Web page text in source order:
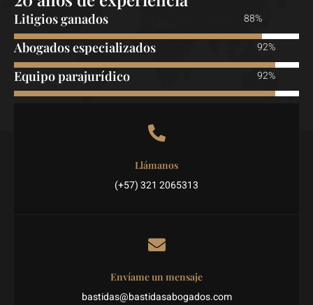
Litigios ganados
Abogados especializados 100%
Equipo parajurídico 100%
Llámanos
(+57) 321 2065313
Envíame un mensaje
bastidas@bastidasabogados.com